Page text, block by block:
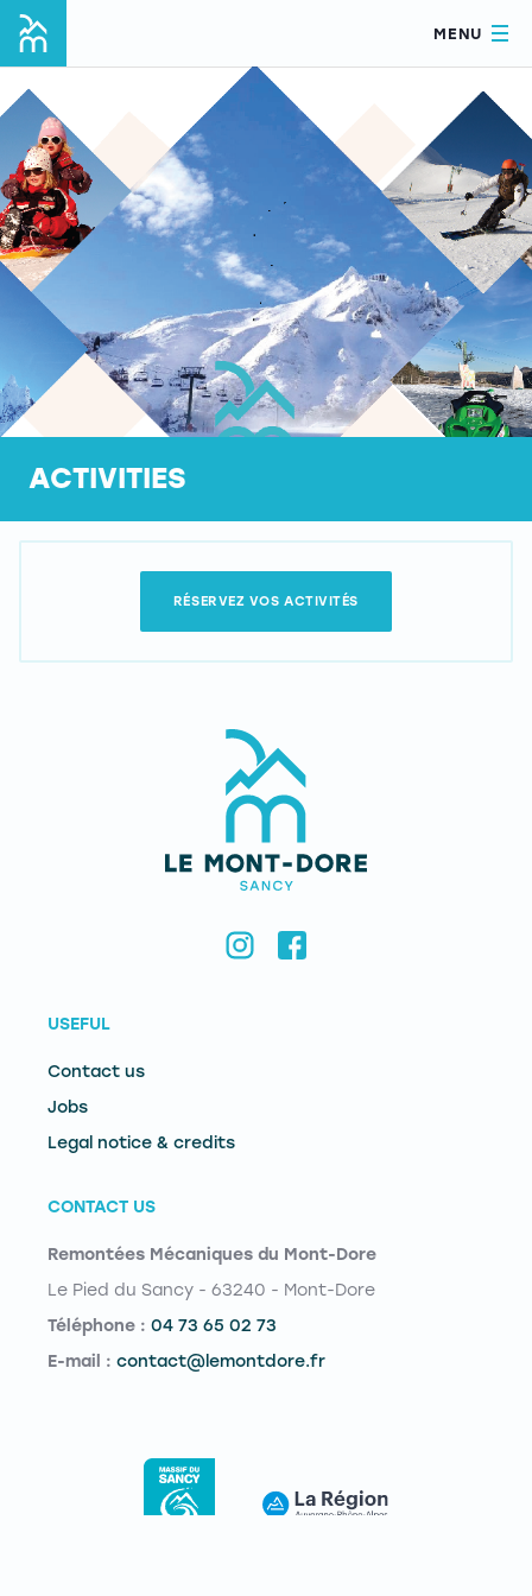
MENU
ACTIVITIES
RÉSERVEZ VOS ACTIVITÉS
USEFUL
Contact us
Jobs
Legal notice & credits
CONTACT US
Remontées Mécaniques du Mont-Dore
Le Pied du Sancy - 63240 - Mont-Dore
Téléphone : 04 73 65 02 73
E-mail : contact@lemontdore.fr